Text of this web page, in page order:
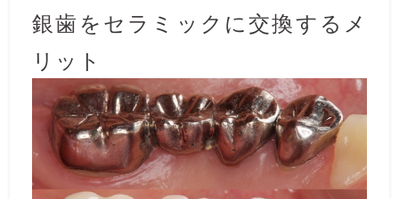
銀歯をセラミックに交換するメ
リット